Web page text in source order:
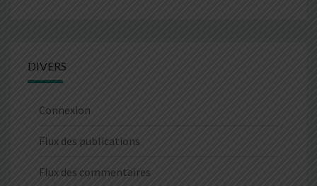
DIVERS
Connexion
Flux des publications
Flux des commentaires